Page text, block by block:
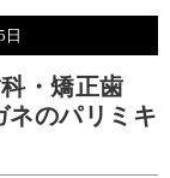
・矯正歯
ネのパリミキ